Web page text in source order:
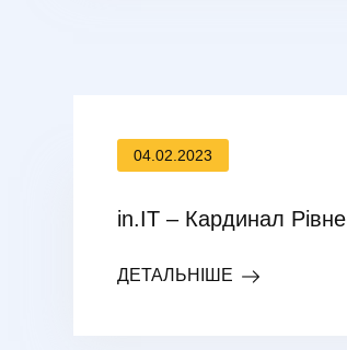
04.02.2023
in.IT – Кардинал Рівне
ДЕТАЛЬНІШЕ